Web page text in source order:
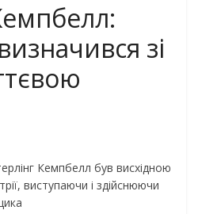
зі
Кемпбелл був висхідною
виступаючи і здійснюючи